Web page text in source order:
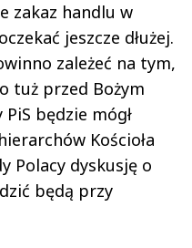
zakaz handlu w
jeszcze dłużej.
zależeć na tym,
tuż przed Bożym
będzie mógł
Kościoła
Polacy dyskusję o
będą przy